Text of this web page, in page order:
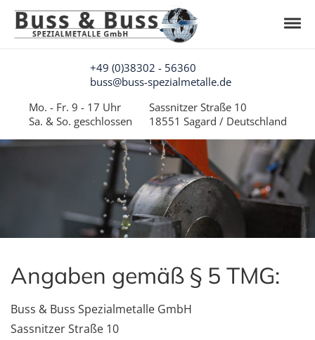
Skip to navigation
Skip to content
Buss & Buss Spezialmetalle GmbH
+49 (0)38302 - 56360
buss@buss-spezialmetalle.de
Mo. - Fr. 9 - 17 Uhr
Sa. & So. geschlossen
Sassnitzer Straße 10
18551 Sagard / Deutschland
Angaben gemäß § 5 TMG:
Buss & Buss Spezialmetalle GmbH
Sassnitzer Straße 10